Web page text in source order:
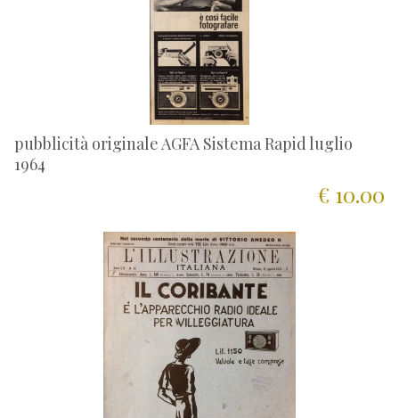
pubblicità originale AGFA Sistema Rapid luglio
1964
€ 10.00